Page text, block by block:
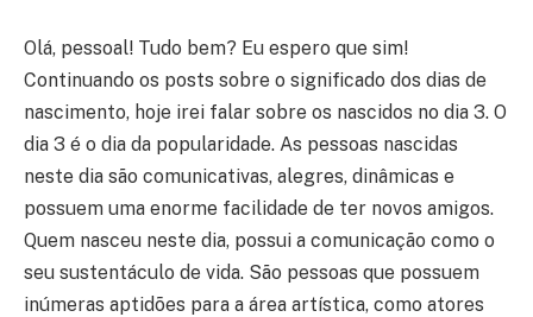
Olá, pessoal! Tudo bem? Eu espero que sim!
Continuando os posts sobre o significado dos dias de
nascimento, hoje irei falar sobre os nascidos no dia 3. O
dia 3 é o dia da popularidade. As pessoas nascidas
neste dia são comunicativas, alegres, dinâmicas e
possuem uma enorme facilidade de ter novos amigos.
Quem nasceu neste dia, possui a comunicação como o
seu sustentáculo de vida. São pessoas que possuem
inúmeras aptidões para a área artística, como atores